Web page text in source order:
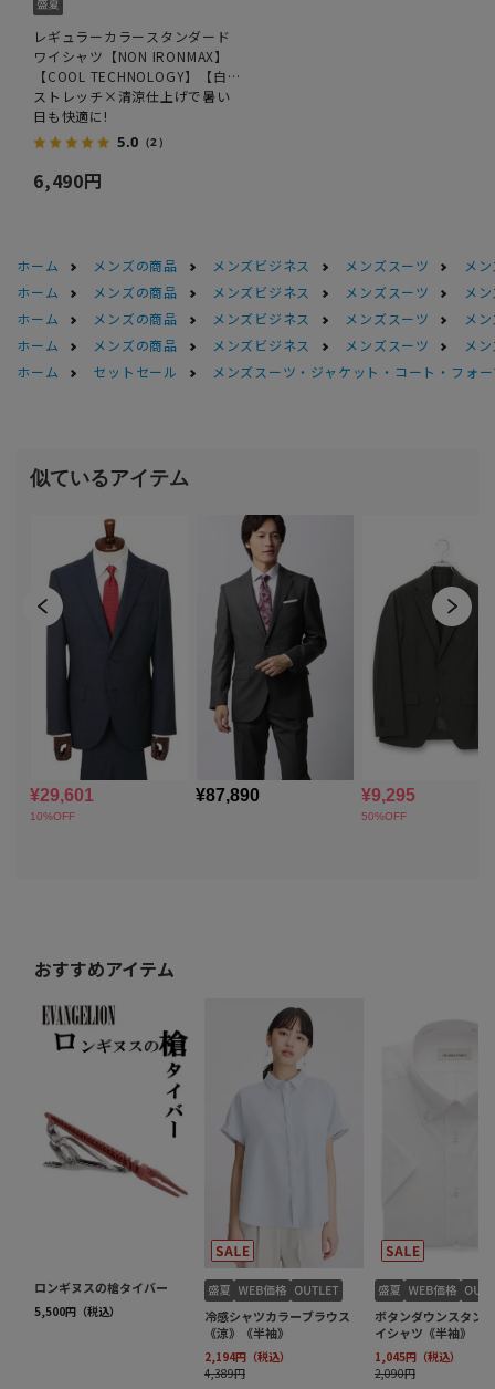
レギュラーカラースタンダード
ワイシャツ【NON IRONMAX】
【COOL TECHNOLOGY】【白
無地】
ストレッチ×清涼仕上げで暑い
日も快適に!
5.0 （2）
6,490円
ホーム メンズの商品 メンズビジネス メンズスーツ
メ
ホーム
メンズの商品 メンズビジネス メンズスーツ
メ
ホーム
メンズの商品 メンズビジネス メンズスーツ
メ
ホーム
メンズの商品 メンズビジネス メンズスーツ
メ
ホーム
セットセール メンズスーツ・ジャケット・コート・フォ